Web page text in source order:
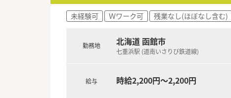
未経験可 Ｗワーク可 残業なし(ほぼなし含む)
勤務地 北海道 函館市
七重浜駅 (道南いさりび鉄道線)
給与 時給2,200円～2,200円